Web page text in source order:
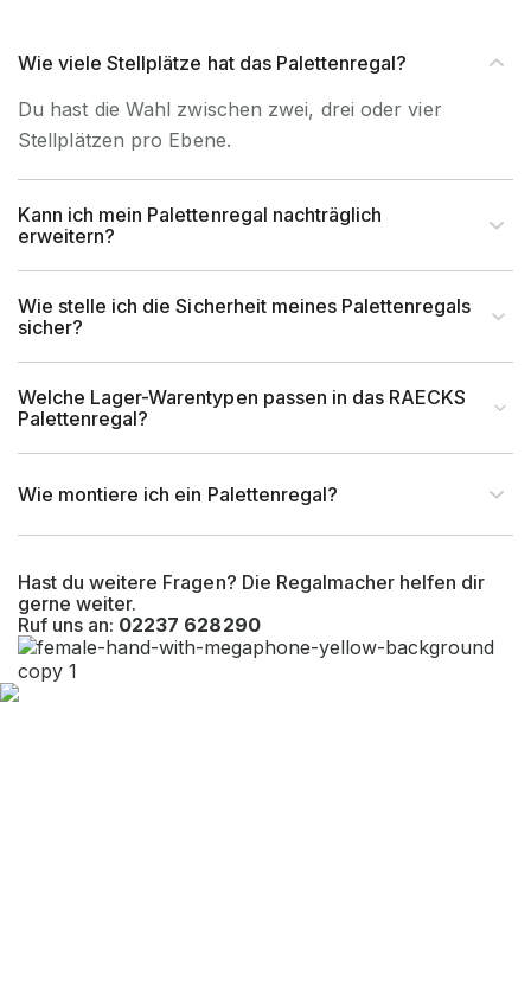
Tragkraft (kg) 1.100 mm
Hast du weitere Fragen? Die Regalmacher helfen dir
gerne weiter.
Ruf uns an: 02237 628290
Wie viele Stellplätze hat das Palettenregal?
Du hast die Wahl zwischen zwei, drei oder vier
Stellplätzen pro Ebene.
Kann ich mein Palettenregal nachträglich
erweitern?
Wie stelle ich die Sicherheit meines Palettenregals
sicher?
Welche Lager-Warentypen passen in das RAECKS
Palettenregal?
Wie montiere ich ein Palettenregal?